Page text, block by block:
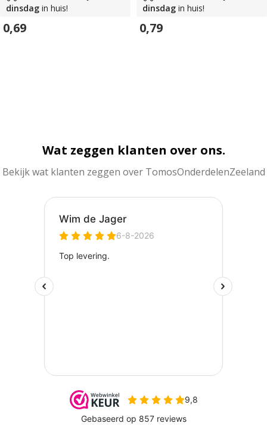
dinsdag in huis!
0,69
dinsdag in huis!
0,79
Wat zeggen klanten over ons.
Bekijk wat klanten zeggen over TomosOnderdelenZeeland